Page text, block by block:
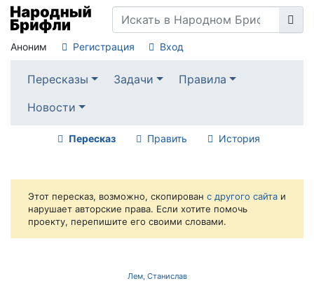
Аноним Регистрация Вход
Пересказы Задачи
Правила
Новости
Пересказ Править История
Этот пересказ, возможно, скопирован с другого сайта и
нарушает авторские права. Если хотите помочь
проекту, перепишите его своими словами.
Лем, Станислав